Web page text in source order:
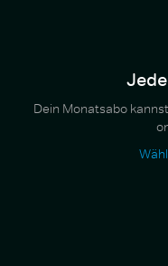
Dein Monatsabo